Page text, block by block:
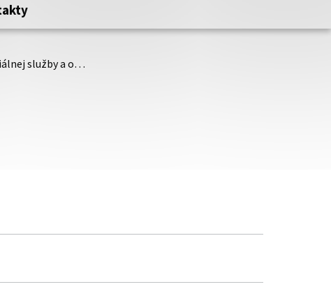
webového sídla.
služby a o…